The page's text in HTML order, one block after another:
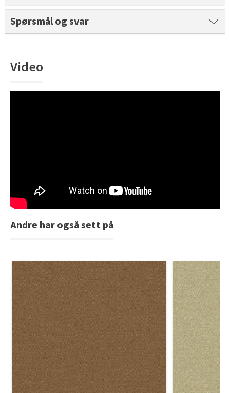
Bli inspirert av nye fargepaletter fra Årets Farge 2026!
Tarkett Shade Eik Soft Beige Parkett
Spørsmål og svar
Video
Andre har også sett på